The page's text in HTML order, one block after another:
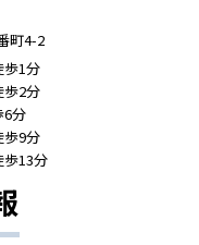
町4-2
歩1分
歩2分
6分
歩9分
13分